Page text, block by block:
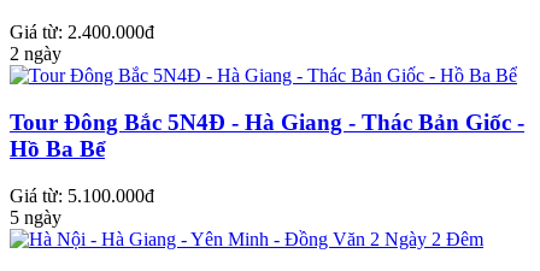
Giá từ: 2.400.000đ
2 ngày
Tour Đông Bắc 5N4Đ - Hà Giang - Thác Bản Giốc -
Hồ Ba Bể
Giá từ: 5.100.000đ
5 ngày